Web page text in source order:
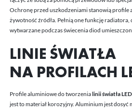
Ochronę przed uszkodzeniami stanowią profile
żywotność źródła. Pełnią one funkcję
wytwarzane podczas świecenia diod
LINIE ŚWIATŁA
NA PROFILACH
Profile aluminiowe do tworzenialinii światła LED
jest to materiał korozyjny. Aluminium jest dosyć